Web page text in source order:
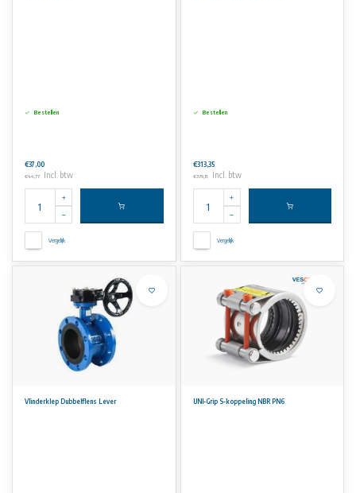
Bestellen
€37,00
€44,77 Incl. btw
Vergelijk
Bestellen
€313,35
€379,15 Incl. btw
Vergelijk
Vlinderklep Dubbelflens Lever UNI-Grip S-koppeling NBR PN6